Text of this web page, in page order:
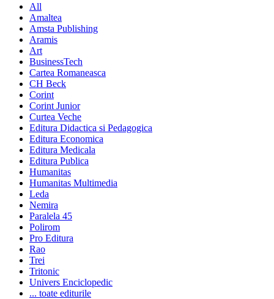
All
Amaltea
Amsta Publishing
Aramis
Art
BusinessTech
Cartea Romaneasca
CH Beck
Corint
Corint Junior
Curtea Veche
Editura Didactica si Pedagogica
Editura Economica
Editura Medicala
Editura Publica
Humanitas
Humanitas Multimedia
Leda
Nemira
Paralela 45
Polirom
Pro Editura
Rao
Trei
Tritonic
Univers Enciclopedic
... toate editurile